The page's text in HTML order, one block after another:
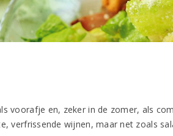
voorafje en, zeker in de zomer, als
verfrissende wijnen, maar net zoals